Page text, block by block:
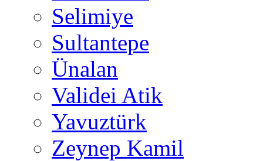
Selimiye
Sultantepe
Ünalan
Validei Atik
Yavuztürk
Zeynep Kamil